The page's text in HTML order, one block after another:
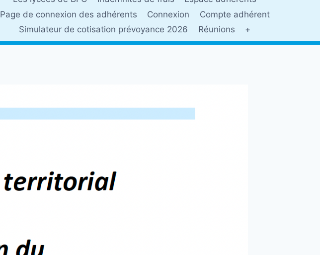
Page de connexion des adhérents
Connexion
Compte adhérent
Simulateur de cotisation prévoyance 2026
Réunions +